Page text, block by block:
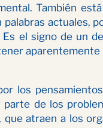
También
actuales,
el signo de un
los
de los
atraen a los